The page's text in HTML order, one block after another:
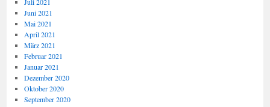
Juni 2021
Mai 2021
April 2021
März 2021
Februar 2021
Januar 2021
Dezember 2020
Oktober 2020
September 2020